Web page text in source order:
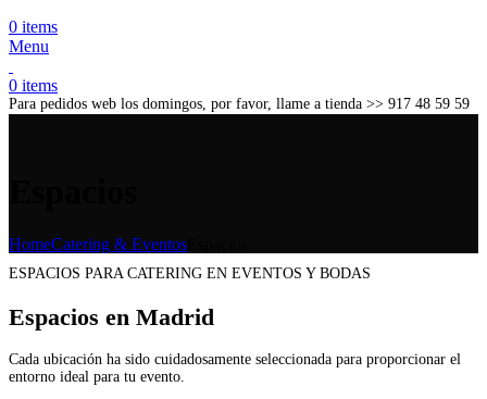
0 items
Menu
0 items
Para pedidos web los domingos, por favor, llame a tienda​ >> 917 48 59 59
HomeCatering & Eventos
ESPACIOS PARA CATERING EN EVENTOS Y BODAS
Espacios en Madrid
Cada ubicación ha sido cuidadosamente seleccionada para proporcionar el
entorno ideal para tu evento.